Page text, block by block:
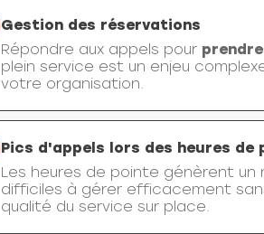
Gestion des réservations
Répondre aux appels pour
plein service est un enjeu
votre organisation.
Pics d'appels lors des heures de
Les heures de pointe génèrent un
difficiles à gérer efficacement
qualité du service sur place.